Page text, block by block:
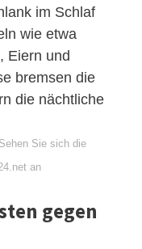
im Schlaf
wie etwa
Eiern und
bremsen die
die nächtliche
Sehen Sie sich die
an
gegen